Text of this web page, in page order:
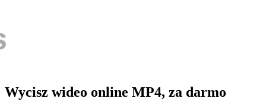
Wycisz wideo online MP4, za darmo